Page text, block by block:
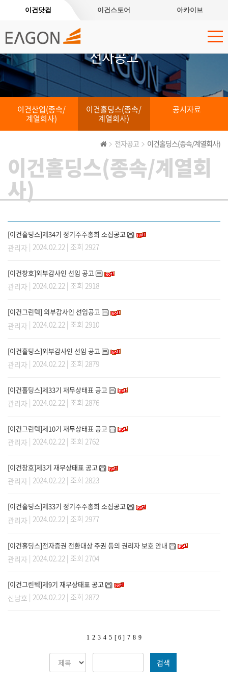
이건닷컴 이건스토어 아카이브
전자공고
이건산업(종속/
계열회사)
이건홀딩스(종속/
계열회사)
공시자료
전자공고 이건홀딩스(종속/계열회사)
이건홀딩스(종속/계열회
사)
[이건홀딩스]제34기 정기주주총회 소집공고
관리자 | 2024.02.22 | 조회 2927
[이건창호]외부감사인 선임 공고
관리자 | 2024.02.22 | 조회 2918
[이건그린텍] 외부감사인 선임공고
관리자 | 2024.02.22 | 조회 2910
[이건홀딩스]외부감사인 선임 공고
관리자 | 2024.02.22 | 조회 2879
[이건홀딩스]제33기 재무상태표 공고
관리자 | 2024.02.22 | 조회 2876
[이건그린텍]제10기 재무상태표 공고
관리자 | 2024.02.22 | 조회 2762
[이건창호]제3기 재무상태표 공고
관리자 | 2024.02.22 | 조회 2823
[이건홀딩스]제33기 정기주주총회 소집공고
관리자 | 2024.02.22 | 조회 2977
[이건홀딩스]전자증권 전환대상 주권 등의 권리자 보호 안내
관리자 | 2024.02.22 | 조회 2704
[이건그린텍]제9기 재무상태표 공고
신남호 | 2024.02.22 | 조회 2872
1 2 3 4 5 [ 6 ] 7 8 9
검색